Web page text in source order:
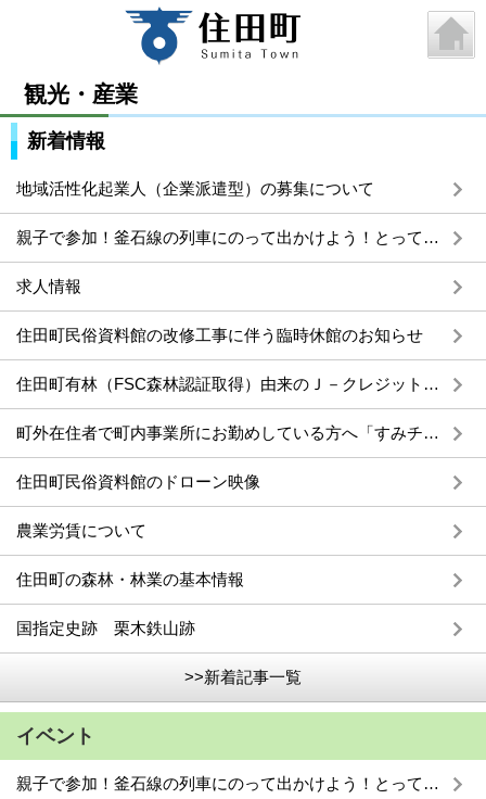
観光・産業
新着情報
地域活性化起業人（企業派遣型）の募集について
親子で参加！釜石線の列車にのって出かけよう！とってもお得なスペシャル観光ツアーを開催します。
求人情報
住田町民俗資料館の改修工事に伴う臨時休館のお知らせ
住田町有林（FSC森林認証取得）由来のＪ－クレジットを販売しています
町外在住者で町内事業所にお勤めしている方へ「すみチケ2026」の販売について
住田町民俗資料館のドローン映像
農業労賃について
住田町の森林・林業の基本情報
国指定史跡 栗木鉄山跡
>>新着記事一覧
イベント
親子で参加！釜石線の列車にのって出かけよう！とってもお得なスペシャル観光ツアーを開催します。